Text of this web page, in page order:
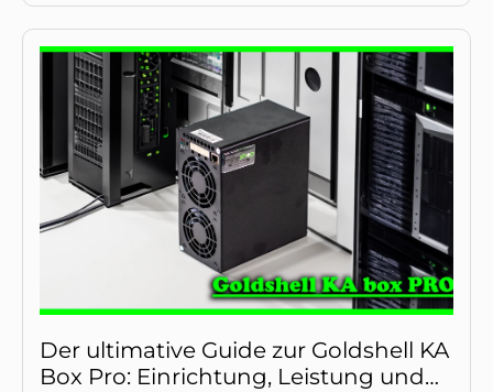
Der ultimative Guide zur Goldshell KA
Box Pro: Einrichtung, Leistung und